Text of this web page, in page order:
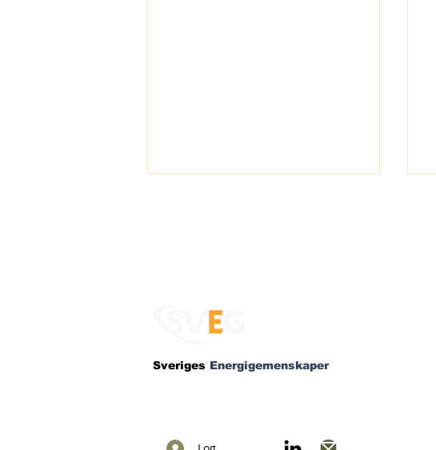
Gemensamma
sociala band
Sveriges Energigemenskaper